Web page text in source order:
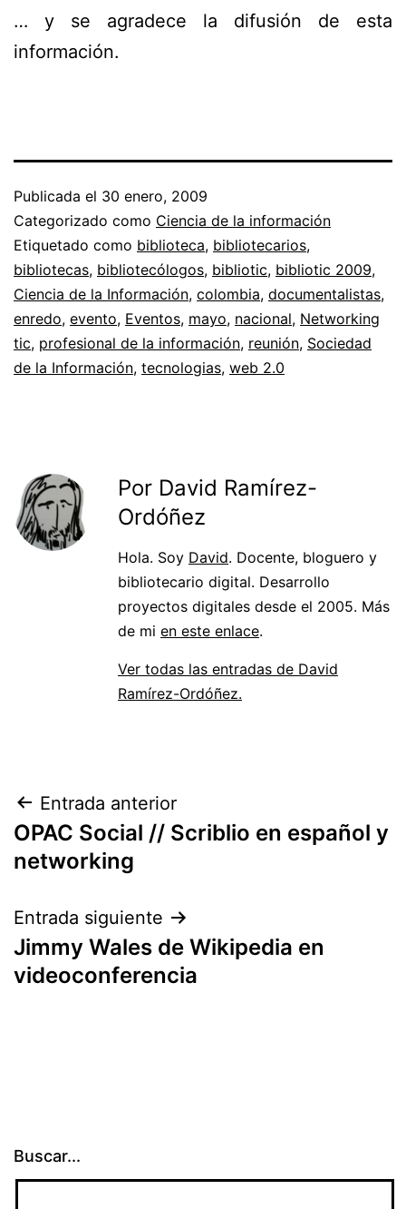
… y se agradece la difusión de esta
información.
Publicada el 30 enero, 2009
Categorizado como Ciencia de la información
Etiquetado como biblioteca, bibliotecarios,
bibliotecas, bibliotecólogos, bibliotic, bibliotic 2009,
Ciencia de la Información, colombia, documentalistas,
enredo, evento, Eventos, mayo, nacional, Networking
tic, profesional de la información, reunión, Sociedad
de la Información, tecnologias, web 2.0
Por David Ramírez-
Ordóñez
Hola. Soy David. Docente, bloguero y
bibliotecario digital. Desarrollo
proyectos digitales desde el 2005. Más
de mi en este enlace.
Ver todas las entradas de David
Ramírez-Ordóñez.
Navegación
de
Entrada anterior
OPAC Social // Scriblio en español y
networking
Entrada siguiente
Jimmy Wales de Wikipedia en
videoconferencia
Buscar...